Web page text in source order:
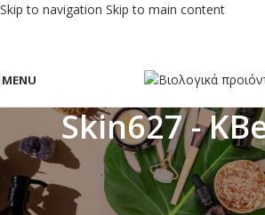
Skip to navigation Skip to main content
MENU
Skin627 -
🇰🇷 Αυθεντικό
SKIN627 στην Ελλάδα